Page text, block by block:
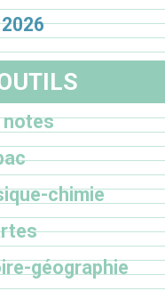
notes
chimie
géographie